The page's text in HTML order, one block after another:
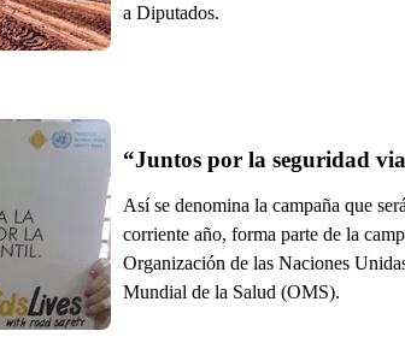
a Diputados.
“Juntos por la seguridad
Así se denomina la campaña que
corriente año, forma parte de la
Organización de las Naciones
Mundial de la Salud (OMS).